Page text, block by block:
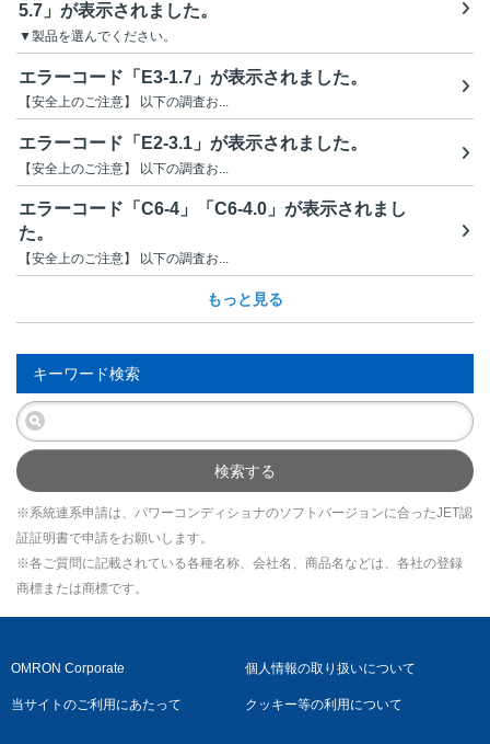
5.7」が表示されました。
▼製品を選んでください。
エラーコード「E3-1.7」が表示されました。
【安全上のご注意】 以下の調査お...
エラーコード「E2-3.1」が表示されました。
【安全上のご注意】 以下の調査お...
エラーコード「C6-4」「C6-4.0」が表示されまし
た。
【安全上のご注意】 以下の調査お...
もっと見る
キーワード検索
検索する
※系統連系申請は、パワーコンディショナのソフトバージョンに合ったJET認
証証明書で申請をお願いします。
※各ご質問に記載されている各種名称、会社名、商品名などは、各社の登録
商標または商標です。
OMRON Corporate 個人情報の取り扱いについて
当サイトのご利用にあたって クッキー等の利用について